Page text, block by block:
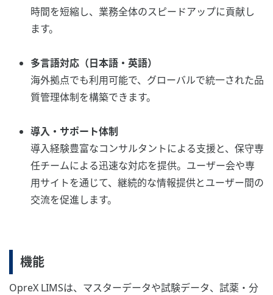
時間を短縮し、業務全体のスピードアップに貢献し
ます。
多言語対応（日本語・英語）
海外拠点でも利用可能で、グローバルで統一された品
質管理体制を構築できます。
導入・サポート体制
導入経験豊富なコンサルタントによる支援と、保守専
任チームによる迅速な対応を提供。ユーザー会や専
用サイトを通じて、継続的な情報提供とユーザー間の
交流を促進します。
機能
OpreX LIMSは、マスターデータや試験データ、試薬・分